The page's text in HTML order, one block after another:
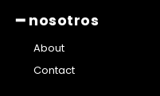
━ nosotros
About
Contact